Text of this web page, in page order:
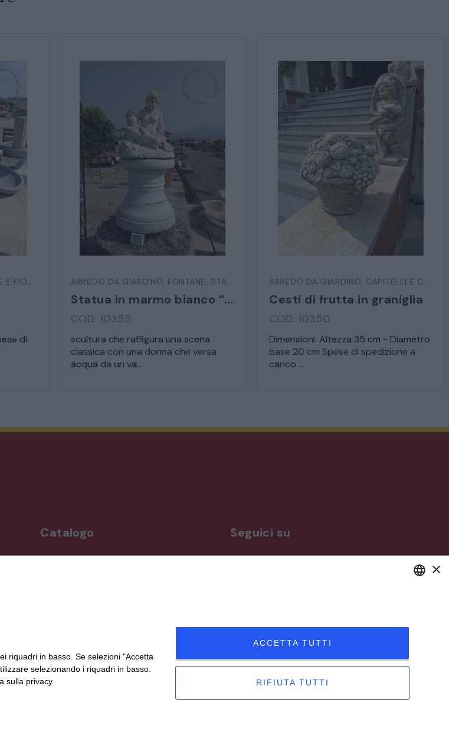
CREDENZE – DOPPI CORPI – BUFFET
SALE DA PRANZO – STUDIO UFFICIO
ARREDO DA GIARDINO
OGGETTISTICA ILLUMINAZIONE
MATERIALI E STRUTTURE
MODERNARIATO
STILI ED ESPOSIZIONE
STRUMENTI MUSICALI
Ho letto e accetto l’
di
ARREDO DA GIARDINO, FONTANE, STATUE E SCULTURE
Statua in marmo bianco “Venere bagnante”
COD: 10355
scultura che raffigura una scena
classica con una donna che versa
acqua da un va...
ARREDO DA GIARDINO, CAPITELLI E COLONNE
Cesti di frutta in graniglia
COD: 10350
Dimensioni: Altezza 35 cm - Diametro
base 20 cm Spese di spedizione a
carico ...
Catalogo
Specchi
Strumenti musicali e accessori
Tappeti e tessuti
Veicoli d'epoca
Seguici su
×
riquadri in basso. Se selezioni "Accetta
selezionando i riquadri in basso.
sulla privacy.
ACCETTA TUTTI
RIFIUTA TUTTI